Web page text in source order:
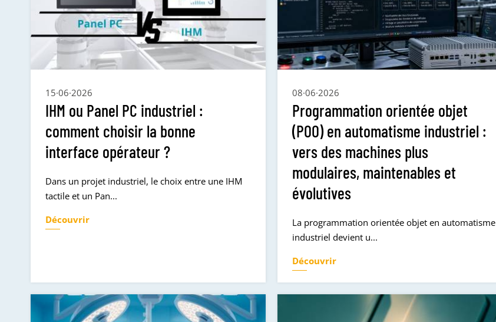
15·06·2026
IHM ou Panel PC industriel :
comment choisir la bonne
interface opérateur ?
Dans un projet industriel, le choix entre une IHM
tactile et un Pan...
Découvrir
08·06·2026
Programmation orientée objet
(POO) en automatisme industriel :
vers des machines plus
modulaires, maintenables et
évolutives
La programmation orientée objet en automatisme
industriel devient u...
Découvrir